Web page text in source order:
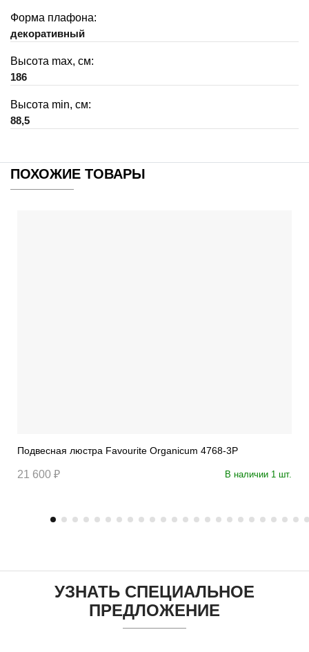
Форма плафона:
декоративный
Высота max, см:
186
Высота min, см:
88,5
ПОХОЖИЕ ТОВАРЫ
Подвесная люстра Favourite Organicum 4768-3P
21 600 ₽ В наличии 1 шт.
УЗНАТЬ СПЕЦИАЛЬНОЕ
ПРЕДЛОЖЕНИЕ